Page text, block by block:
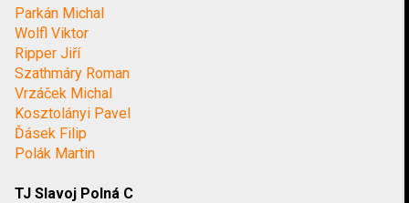
Parkán Michal
Wolfl Viktor
Ripper Jiří
Szathmáry Roman
Vrzáček Michal
Kosztolányi Pavel
Ďásek Filip
Polák Martin
TJ Slavoj Polná C